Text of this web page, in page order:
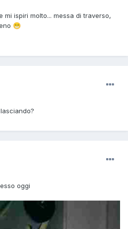
ispiri molto... messa di traverso,
😁
oggi